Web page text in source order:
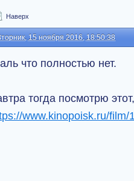
Наверх
15 ноября 2016, 18:50:38
что полностью нет.
тогда посмотрю
www.kinopoisk.ru/film/